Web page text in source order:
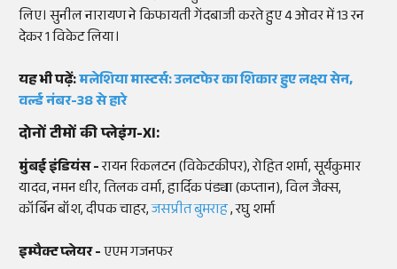
लिए। सुनील नारायण ने किफायती गेंदबाजी करते हुए 4 ओवर में 13 रन
देकर 1 विकेट लिया।
यह भी पढ़ें:मलेशिया मास्टर्स: उलटफेर का शिकार हुए लक्ष्य सेन,
वर्ल्ड नंबर-38 से हारे
दोनों टीमों की प्लेइंग-XI:
मुंबई इंडियंस -रायन रिकलटन (विकेटकीपर), रोहित शर्मा, सूर्यकुमार
यादव, नमन धीर, तिलक वर्मा, हार्दिक पंड्या (कप्तान), विल जैक्स,
कॉर्बिन बॉश, दीपक चाहर,जसप्रीत बुमराह, रघु शर्मा
इम्पैक्ट प्लेयर -एएम गजनफर